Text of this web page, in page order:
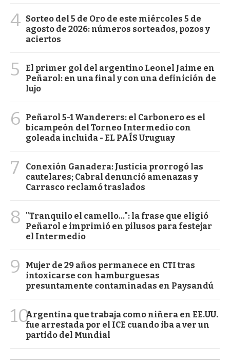
4 Sorteo del 5 de Oro de este miércoles 5 de
agosto de 2026: números sorteados, pozos y
aciertos
5
El primer gol del argentino Leonel Jaime en
Peñarol: en una final y con una definición de
lujo
6
Peñarol 5-1 Wanderers: el Carbonero es el
bicampeón del Torneo Intermedio con
goleada incluida - EL PAÍS Uruguay
7
Conexión Ganadera: Justicia prorrogó las
cautelares; Cabral denunció amenazas y
Carrasco reclamó traslados
8
"Tranquilo el camello...": la frase que eligió
Peñarol e imprimió en pilusos para festejar
el Intermedio
9
Mujer de 29 años permanece en CTI tras
intoxicarse con hamburguesas
presuntamente contaminadas en Paysandú
10Argentina que trabaja como niñera en EE.UU.
fue arrestada por el ICE cuando iba a ver un
partido del Mundial